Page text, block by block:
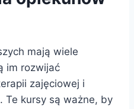
mają wiele
im rozwijać
zajęciowej i
Te kursy są ważne, by